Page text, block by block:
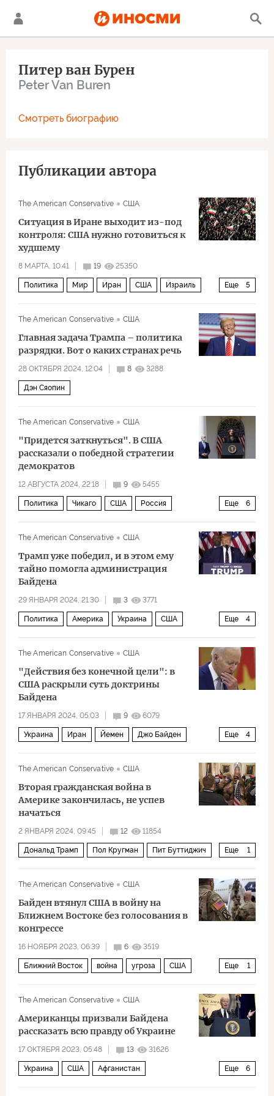
Питер ван Бурен
Peter Van Buren
Смотреть биографию
Публикации автора
The American Conservative США
Ситуация в Иране выходит из-под
контроля: США нужно готовиться к
худшему
8 МАРТА, 10:41 19 25350
Еще 5
Политика Мир Иран США Израиль
The American Conservative США
Главная задача Трампа – политика
разрядки. Вот о каких странах речь
28 ОКТЯБРЯ 2024, 12:04 8 3288
Дэн Сяопин
The American Conservative США
"Придется заткнуться". В США
рассказали о победной стратегии
демократов
12 АВГУСТА 2024, 22:18 9 5455
Еще 6
Политика Чикаго США Россия
Твиттер СМИ
The American Conservative США
Трамп уже победил, и в этом ему
тайно помогла администрация
Байдена
29 ЯНВАРЯ 2024, 21:30 3 3771
Еще 4
Политика Америка Украина США
The American Conservative США
"Действия без конечной цели": в
США раскрыли суть доктрины
Байдена
17 ЯНВАРЯ 2024, 05:03 9 6079
Еще 4
Украина Иран Йемен Джо Байден
The American Conservative
США
Вторая гражданская война в
Америке закончилась, не успев
начаться
2 ЯНВАРЯ 2024, 09:45 12 11854
Еще 1
Дональд Трамп Пол Кругман Пит Буттиджич
The American Conservative
США
Байден втянул США в войну на
Ближнем Востоке без голосования в
конгрессе
16 НОЯБРЯ 2023, 06:39 6 3519
Еще 1
Ближний Восток война угроза США
The American Conservative
США
Американцы призвали Байдена
рассказать всю правду об Украине
17 ОКТЯБРЯ 2023, 05:48 13 31626
Еще 6
Украина США Афганистан